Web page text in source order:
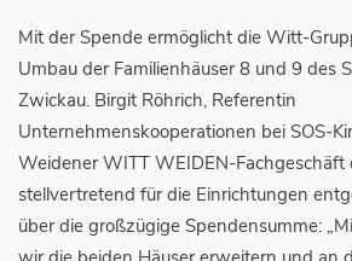
Mit der Spende ermöglicht die Witt-
Umbau der Familienhäuser 8 und 9 des
Zwickau. Birgit Röhrich, Referentin
Unternehmenskooperationen bei SOS-
Weidener WITT WEIDEN-Fachgeschäft
stellvertretend für die Einrichtungen
über die großzügige Spendensumme: